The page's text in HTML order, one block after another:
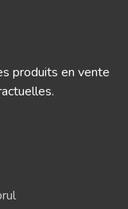
produits en vente